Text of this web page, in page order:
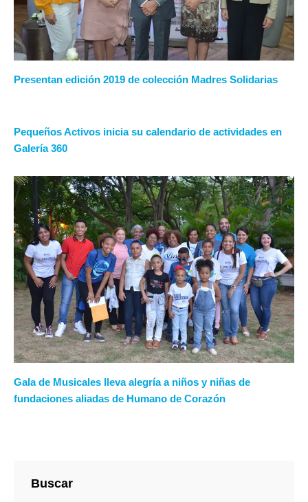
Presentan edición 2019 de colección Madres Solidarias
Pequeños Activos inicia su calendario de actividades en
Galería 360
Gala de Musicales lleva alegría a niños y niñas de
fundaciones aliadas de Humano de Corazón
Buscar